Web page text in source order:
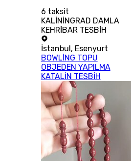
6 taksit
KALİNİNGRAD DAMLA
KEHRİBAR TESBİH
İstanbul , Esenyurt
BOWLİNG TOPU
OBJEDEN YAPILMA
KATALİN TESBİH